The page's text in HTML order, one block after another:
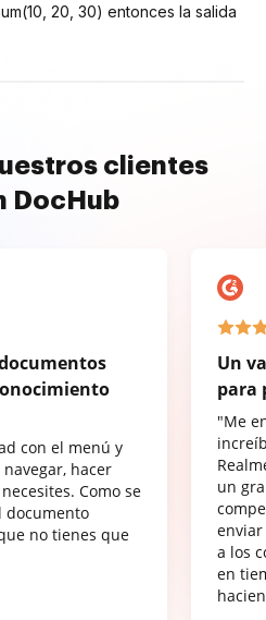
20, 30) entonces la salida
clientes
DocHub
con el menú y
hacer
Como se
documento
no tienes que
Un
para
"Me
un
a los
en